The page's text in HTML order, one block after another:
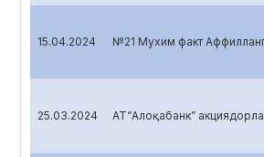
15.04.2024 №21 Мухим факт
25.03.2024 АТ“Алоқабанк”